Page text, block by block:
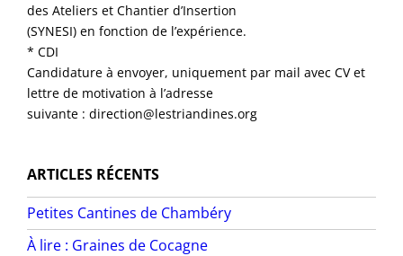
des Ateliers et Chantier d’Insertion
(SYNESI) en fonction de l’expérience.
* CDI
Candidature à envoyer, uniquement par mail avec CV et
lettre de motivation à l’adresse
suivante : direction@lestriandines.org
ARTICLES RÉCENTS
Petites Cantines de Chambéry
À lire : Graines de Cocagne